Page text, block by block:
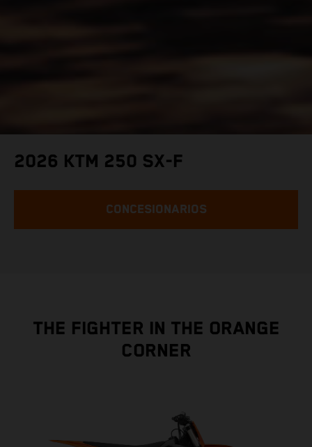
2026 KTM 250 SX-F
CONCESIONARIOS
THE FIGHTER IN THE ORANGE
CORNER